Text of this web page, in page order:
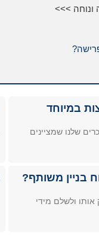
ונוחה >>>
במיוחד
שלנו שמציינים
בניין משותף?
אותו ולשלם מידי